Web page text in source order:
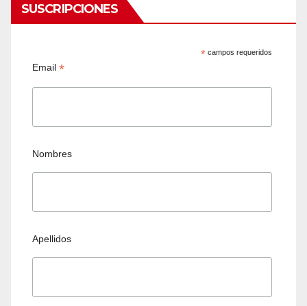
SUSCRIPCIONES
* campos requeridos
Email*
Nombres
Apellidos